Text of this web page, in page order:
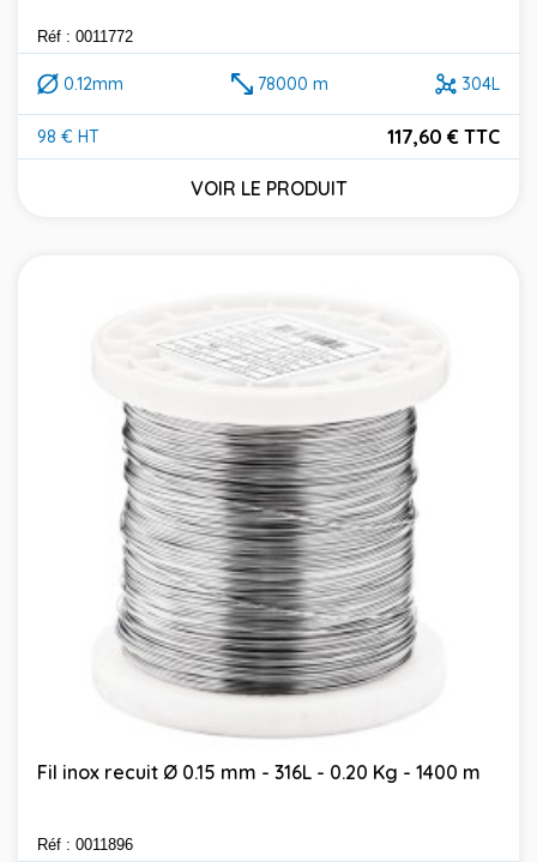
Réf : 0011772
0.12mm 78000 m 304L
98 € HT
Prix
117,60 € TTC
VOIR LE PRODUIT
Fil inox recuit Ø 0.15 mm - 316L - 0.20 Kg - 1400 m
Réf : 0011896